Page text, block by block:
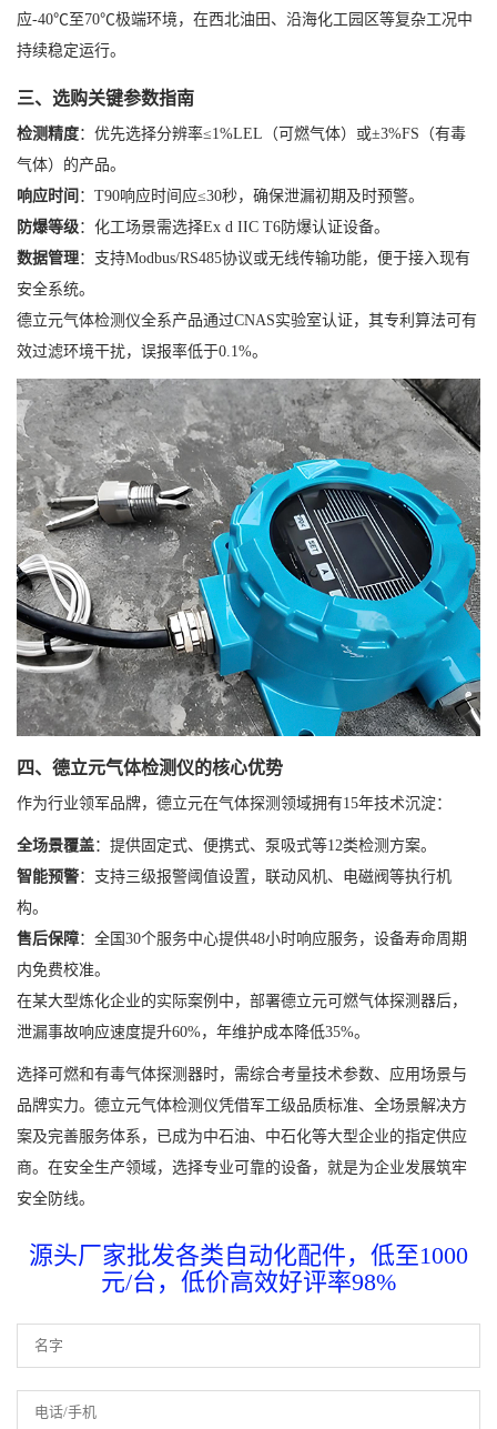
应-40℃至70℃极端环境，在西北油田、沿海化工园区等复杂工况中
持续稳定运行。
三、选购关键参数指南
检测精度：优先选择分辨率≤1%LEL（可燃气体）或±3%FS（有毒
气体）的产品。
响应时间 ：T90响应时间应≤30秒，确保泄漏初期及时预警。
防爆等级：化工场景需选择Ex d IIC T6防爆认证设备。
数据管理：支持Modbus/RS485协议或无线传输功能，便于接入现有
安全系统。
德立元气体检测仪全系产品通过CNAS实验室认证，其专利算法可有
效过滤环境干扰，误报率低于0.1%。
四、德立元气体检测仪的核心优势
作为行业领军品牌，德立元在气体探测领域拥有15年技术沉淀：
全场景覆盖：提供固定式、便携式、泵吸式等12类检测方案。
智能预警：支持三级报警阈值设置，联动风机、电磁阀等执行机
构。
售后保障：全国30个服务中心提供48小时响应服务，设备寿命周期
内免费校准。
在某大型炼化企业的实际案例中，部署德立元可燃气体探测器后，
泄漏事故响应速度提升60%，年维护成本降低35%。
选择可燃和有毒气体探测器时，需综合考量技术参数、应用场景与
品牌实力。德立元气体检测仪凭借军工级品质标准、全场景解决方
案及完善服务体系，已成为中石油、中石化等大型企业的指定供应
商。在安全生产领域，选择专业可靠的设备，就是为企业发展筑牢
安全防线。
源头厂家批发各类自动化配件，低至1000
元/台，低价高效好评率98%